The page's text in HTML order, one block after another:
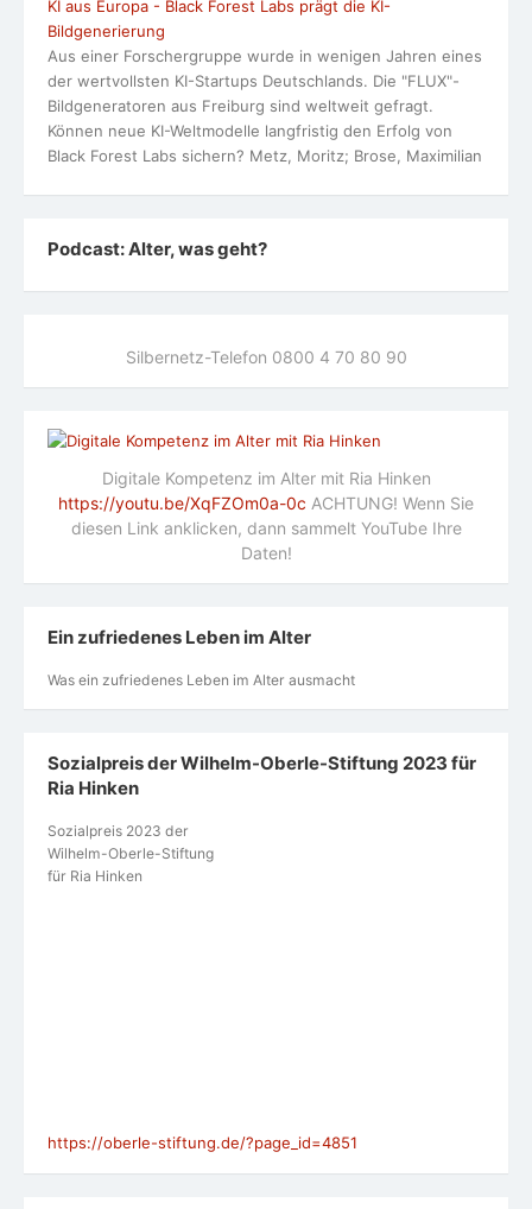
KI aus Europa - Black Forest Labs prägt die KI-
Bildgenerierung
Aus einer Forschergruppe wurde in wenigen Jahren eines
der wertvollsten KI-Startups Deutschlands. Die "FLUX"-
Bildgeneratoren aus Freiburg sind weltweit gefragt.
Können neue KI-Weltmodelle langfristig den Erfolg von
Black Forest Labs sichern? Metz, Moritz; Brose, Maximilian
Podcast: Alter, was geht?
Silbernetz-Telefon 0800 4 70 80 90
Digitale Kompetenz im Alter mit Ria Hinken
https://youtu.be/XqFZOm0a-0c ACHTUNG! Wenn Sie
diesen Link anklicken, dann sammelt YouTube Ihre
Daten!
Ein zufriedenes Leben im Alter
Was ein zufriedenes Leben im Alter ausmacht
Sozialpreis der Wilhelm-Oberle-Stiftung 2023 für
Ria Hinken
Sozialpreis 2023 der
Wilhelm-Oberle-Stiftung
für Ria Hinken
https://oberle-stiftung.de/?page_id=4851